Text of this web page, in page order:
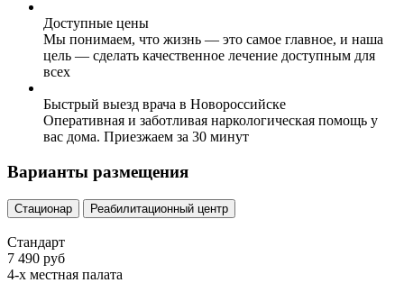
Доступные цены
Мы понимаем, что жизнь — это самое главное, и наша
цель — сделать качественное лечение доступным для
всех
Быстрый выезд врача в Новороссийске
Оперативная и заботливая наркологическая помощь у
вас дома. Приезжаем за 30 минут
Варианты размещения
Стационар Реабилитационный центр
Стандарт
7 490 руб
4-х местная палата